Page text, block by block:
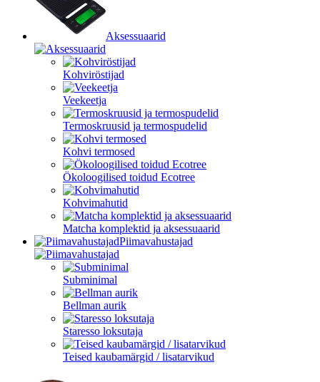
Aksessuaarid
Kohviröstijad
Veekeetja
Termoskruusid ja termospudelid
Kohvi termosed
Ökoloogilised toidud Ecotree
Kohvimahutid
Matcha komplektid ja aksessuaarid
Piimavahustajad
Subminimal
Bellman aurik
Staresso loksutaja
Teised kaubamärgid / lisatarvikud